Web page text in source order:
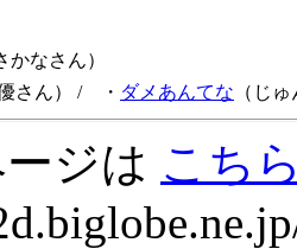
かなさん）
さん） / ・ ダメあんてな （じ
ジは こち